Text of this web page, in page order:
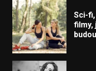
Sci-
filmy,